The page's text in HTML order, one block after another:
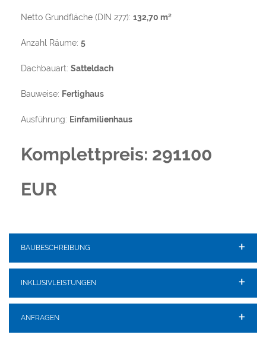
Netto Grundfläche (DIN 277): 132,70 m²
Anzahl Räume: 5
Dachbauart: Satteldach
Bauweise: Fertighaus
Ausführung: Einfamilienhaus
Komplettpreis: 291100
EUR
BAUBESCHREIBUNG
INKLUSIVLEISTUNGEN
ANFRAGEN